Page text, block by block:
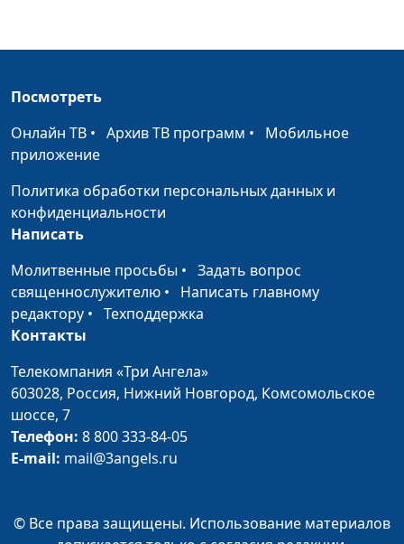
Библейский словарь: Всесожжение
Библейский словарь: Жертва
Библейский словарь: Жертвенник
Библейский словарь: Елей
Библейский словарь: Первосвященник
Библейский словарь: Священник
Библейский словарь: Верить
Библейский словарь: Пророк
Библейский словарь: Молиться #89
Библейский словарь: Искушать
Библейский словарь: Первородство
Библейский словарь: Обрезание
Посмотреть
Онлайн ТВ • Архив ТВ программ • Мобильное
приложение
Политика обработки персональных данных и
конфиденциальности
Написать
Молитвенные просьбы • Задать вопрос
священнослужителю • Написать главному
редактору • Техподдержка
Контакты
Телекомпания «Три Ангела»
603028, Россия, Нижний Новгород, Комсомольское
шоссе, 7
Телефон: 8 800 333-84-05
E-mail: mail@3angels.ru
© Все права защищены. Использование материалов